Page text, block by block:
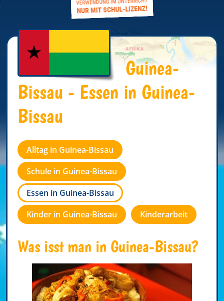
Guinea-
Bissau - Essen in Guinea-
Bissau
Alltag in Guinea-Bissau
Schule in Guinea-Bissau
Essen in Guinea-Bissau
Kinder in Guinea-Bissau
Kinderarbeit
Was isst man in Guinea-Bissau?